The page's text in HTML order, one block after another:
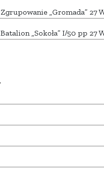
Zgrupowanie „Gromada” 27
Batalion „Sokoła” I/50 pp 27